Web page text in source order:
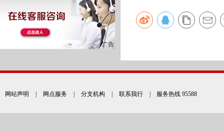
网站声明 网点服务 分支机构 联系我行 | 服务热线 95588